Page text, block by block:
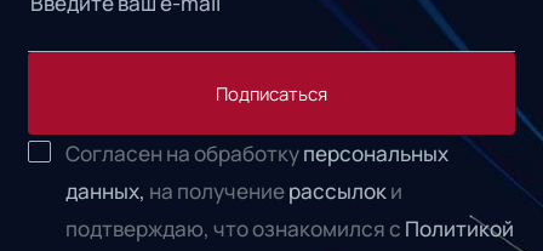
Подписаться
Согласен на обработкуперсональных
данных, на получениерассылоки
подтверждаю, что ознакомился с Политикой